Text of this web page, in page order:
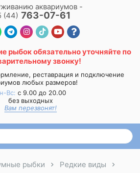
аквариумов -
(44) 763-07-61
рыбокобязательно уточняйте по
звонку!
реставрация и подключение
любых размеров!
Вс: с 9.00 до 20.00
без выходных
Вам перезвонят!
рыбки
Редкие виды